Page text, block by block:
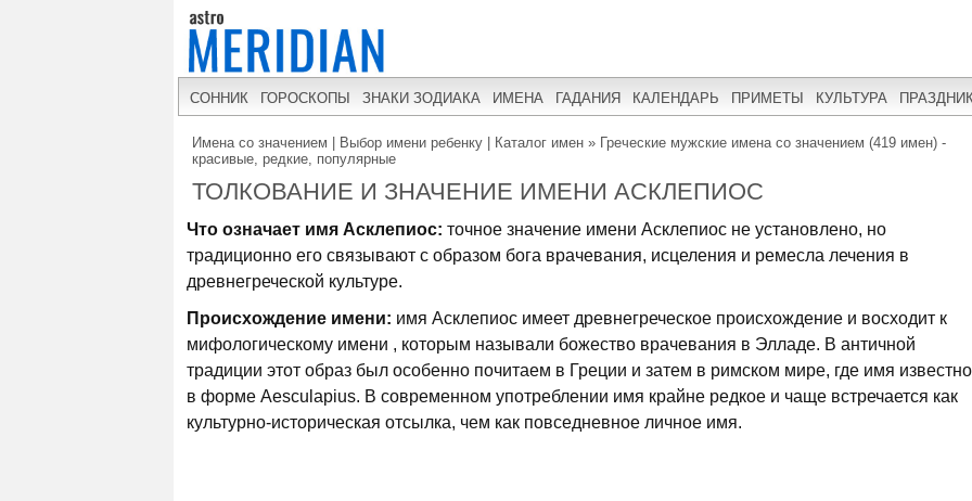
СОННИК ГОРОСКОПЫ ЗНАКИ ЗОДИАКА ИМЕНА ГАДАНИЯ КАЛЕНДАРЬ ПРИМЕТЫ КУЛЬТУРА
Имена со значением | Выбор имени ребенку | Каталог имен » Греческие мужские имена со значением (419 имен) -
красивые, редкие, популярные
ТОЛКОВАНИЕ И ЗНАЧЕНИЕ ИМЕНИ АСКЛЕПИОС
Что означает имя Асклепиос: точное значение имени Асклепиос не установлено, но
традиционно его связывают с образом бога врачевания, исцеления и ремесла лечения в
древнегреческой культуре.
Происхождение имени: имя Асклепиос имеет древнегреческое происхождение и восходит к
мифологическому имени , которым называли божество врачевания в Элладе. В античной
традиции этот образ был особенно почитаем в Греции и затем в римском мире, где имя известно
в форме Aesculapius. В современном употреблении имя крайне редкое и чаще встречается как
культурно-историческая отсылка, чем как повседневное личное имя.